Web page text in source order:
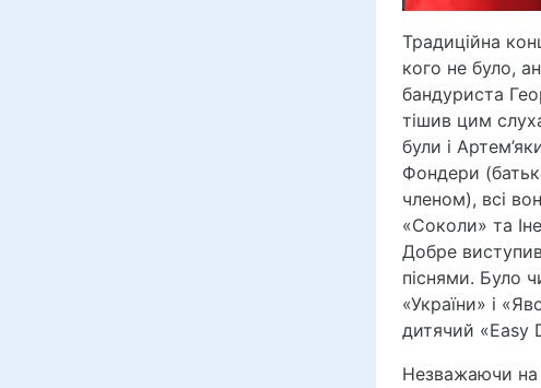
Традиційна
кого не було,
бандуриста
тішив цим
були і
Фондери
членом), всі
«Соколи» та
Добре
піснями. Було
«України» і
дитячий «Easy
Незважаючи на